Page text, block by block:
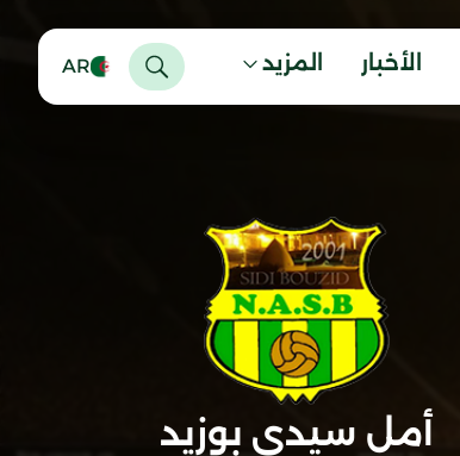
الأخبار المزيد AR
أمل سيدي بوزيد